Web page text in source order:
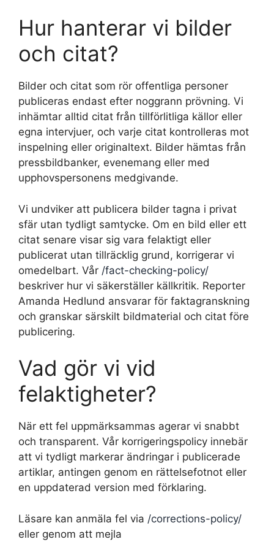
Hur hanterar vi bilder
och citat?
Bilder och citat som rör offentliga personer
publiceras endast efter noggrann prövning. Vi
inhämtar alltid citat från tillförlitliga källor eller
egna intervjuer, och varje citat kontrolleras mot
inspelning eller originaltext. Bilder hämtas från
pressbildbanker, evenemang eller med
upphovspersonens medgivande.
Vi undviker att publicera bilder tagna i privat
sfär utan tydligt samtycke. Om en bild eller ett
citat senare visar sig vara felaktigt eller
publicerat utan tillräcklig grund, korrigerar vi
omedelbart. Vår /fact-checking-policy/
beskriver hur vi säkerställer källkritik. Reporter
Amanda Hedlund ansvarar för faktagranskning
och granskar särskilt bildmaterial och citat före
publicering.
Vad gör vi vid
felaktigheter?
När ett fel uppmärksammas agerar vi snabbt
och transparent. Vår korrigeringspolicy innebär
att vi tydligt markerar ändringar i publicerade
artiklar, antingen genom en rättelsefotnot eller
en uppdaterad version med förklaring.
Läsare kan anmäla fel via /corrections-policy/
eller genom att mejla